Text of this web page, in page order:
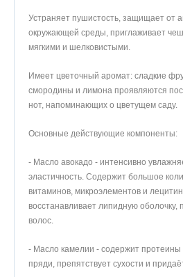
Устраняет пушистость, защищает от
окружающей среды, приглаживает
мягкими и шелковистыми.
Имеет цветочный аромат: сладкие
смородины и лимона проявляются
нот, напоминающих о цветущем саду.
Основные действующие компоненты:
- Масло авокадо - интенсивно
эластичность. Содержит большое
витаминов, микроэлементов и
восстанавливает липидную оболочку,
волос.
- Масло камелии - содержит
пряди, препятствует сухости и